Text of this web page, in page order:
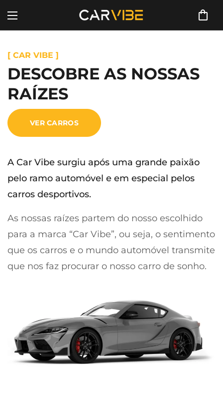
[ CAR VIBE ]
DESCOBRE AS NOSSAS
RAÍZES
VER CARROS
A Car Vibe surgiu após uma grande paixão
pelo ramo automóvel e em especial pelos
carros desportivos.
As nossas raízes partem do nosso escolhido
para a marca “Car Vibe”, ou seja, o sentimento
que os carros e o mundo automóvel transmite
que nos faz procurar o nosso carro de sonho.